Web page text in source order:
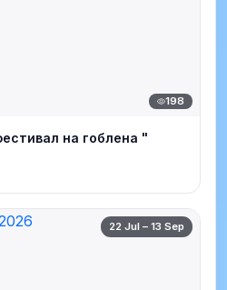
198
на гоблена "
22 Jul – 13 Sep